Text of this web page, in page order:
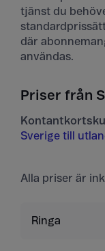
tjänst du
där
användas.
Priser från
Sverige till
Alla priser är
Ringa